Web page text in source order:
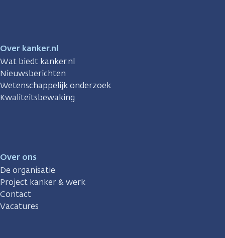
Over kanker.nl
Wat biedt kanker.nl
Nieuwsberichten
Wetenschappelijk onderzoek
Kwaliteitsbewaking
Over ons
De organisatie
Project kanker & werk
Contact
Vacatures